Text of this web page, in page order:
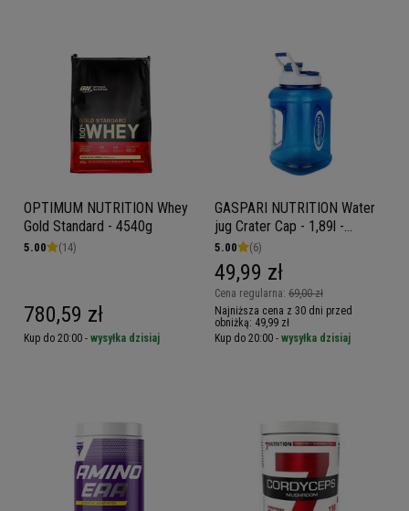
OPTIMUM NUTRITION Whey
Gold Standard - 4540g
5.00 (14)
780,59 zł
Kup do 20:00 - wysyłka dzisiaj
GASPARI NUTRITION Water
jug Crater Cap - 1,89l -
Kanister, bidon, butelka na
wodę
5.00 (6)
Cena regularna: 69,00 zł
49,99 zł
Najniższa cena z 30 dni przed
obniżką: 49,99 zł
Kup do 20:00 - wysyłka dzisiaj